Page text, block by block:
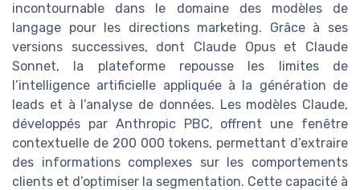
incontournable dans le domaine des modèles de
langage pour les directions marketing. Grâce à ses
versions successives, dont Claude Opus et Claude
Sonnet, la plateforme repousse les limites de
l’intelligence artificielle appliquée à la génération de
leads et à l’analyse de données. Les modèles Claude,
développés par Anthropic PBC, offrent une fenêtre
contextuelle de 200 000 tokens, permettant d’extraire
des informations complexes sur les comportements
clients et d’optimiser la segmentation. Cette capacité à